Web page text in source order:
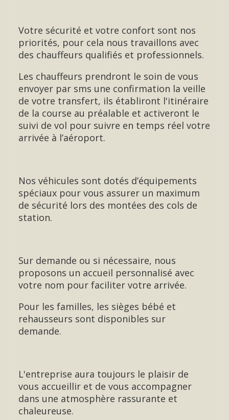
Votre sécurité et votre confort sont nos
priorités, pour cela nous travaillons avec
des chauffeurs qualifiés et professionnels.
Les chauffeurs prendront le soin de vous
envoyer par sms une confirmation la veille
de votre transfert, ils établiront l'itinéraire
de la course au préalable et activeront le
suivi de vol pour suivre en temps réel votre
arrivée à l’aéroport.
Nos véhicules sont dotés d’équipements
spéciaux pour vous assurer un maximum
de sécurité lors des montées des cols de
station.
Sur demande ou si nécessaire, nous
proposons un accueil personnalisé avec
votre nom pour faciliter votre arrivée.
Pour les familles, les sièges bébé et
rehausseurs sont disponibles sur
demande.
L'entreprise aura toujours le plaisir de
vous accueillir et de vous accompagner
dans une atmosphère rassurante et
chaleureuse.